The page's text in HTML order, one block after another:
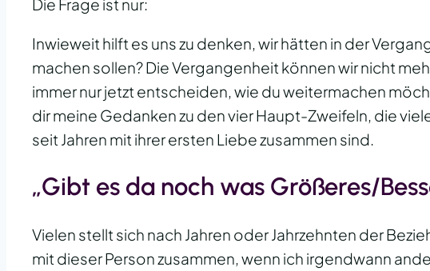
Die Frage ist nur:
Inwieweit hilft es uns zu denken, wir hätten in der
machen sollen? Die Vergangenheit können wir nicht
immer nur jetzt entscheiden, wie du weitermachen
dir meine Gedanken zu den vier Haupt-Zweifeln, die
seit Jahren mit ihrer ersten Liebe zusammen sind.
„Gibt es da noch was Größeres/
Vielen stellt sich nach Jahren oder Jahrzehnten der
mit dieser Person zusammen, wenn ich irgendwann